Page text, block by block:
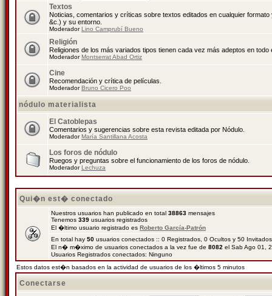
Textos
Noticias, comentarios y críticas sobre textos editados en cualquier
&c.) y su entorno.
ModeradorLino Camprubí Bueno
Religión
Religiones de los más variados tipos tienen cada vez más adeptos en todo
ModeradorMontserrat Abad Ortiz
Cine
Recomendación y crítica de películas.
ModeradorBruno Cicero Poo
nódulo materialista
El Catoblepas
Comentarios y sugerencias sobre esta revista editada por Nódulo.
ModeradorMaría Santillana Acosta
Los foros de nódulo
Ruegos y preguntas sobre el funcionamiento de los foros de nódulo.
ModeradorLechuza
Qui�n est� conectado
Nuestros usuarios han publicado en total 38863 mensajes
Tenemos 339 usuarios registrados
El �ltimo usuario registrado es Roberto García-Patrón
En total hay 50 usuarios conectados :: 0 Registrados, 0 Ocultos y 50
El n� m�ximo de usuarios conectados a la vez fue de 8082 el Sab Ago 01,
Usuarios Registrados conectados: Ninguno
Estos datos est�n basados en la actividad de usuarios de los �ltimos 5 minutos
Conectarse